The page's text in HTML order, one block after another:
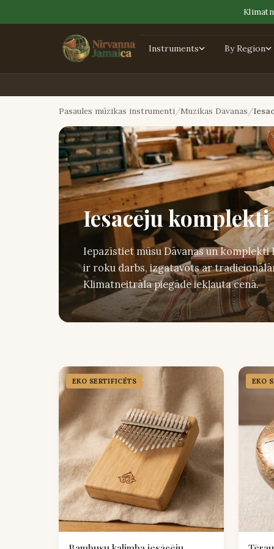
Instruments By Region
Pasaules mūzikas instrumenti Muzikas Davanas
Iesācēju komplekti
Iepazīstiet mūsu Dāvanas un
ir roku darbs, izgatavots ar
Klimatneitrāla piegāde iekļauta cenā.
EKO SERTIFICĒTS EKO